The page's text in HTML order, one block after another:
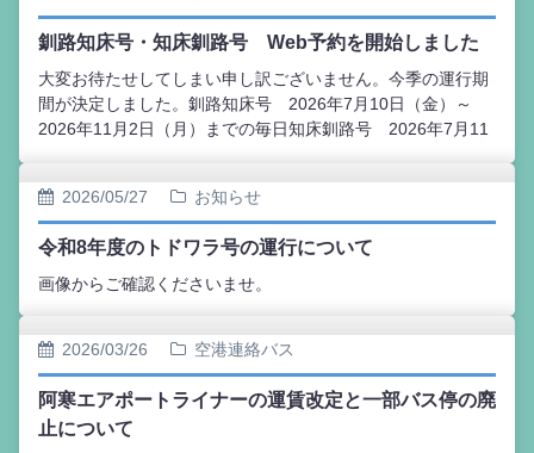
変更は自由です。それに伴うご予約変更の手続きや、弊社へ
のご連絡は必要ございません。）
釧路知床号・知床釧路号 Web予約を開始しました
大変お待たせしてしまい申し訳ございません。今季の運行期
間が決定しました。釧路知床号 2026年7月10日（金）～
2026年11月2日（月）までの毎日知床釧路号 2026年7月11
を開始しました。また、今季よりコース変更がございます。
釧路知床号は女満別空港・網走へ立ち寄りがなくなります。
（JR知床斜里駅から網走方面へ接続可能です）あらたに清里
町・知床斜里駅を経由します。知床釧路号は新たに開陽台へ
立ち寄ります。（摩周湖への立ち寄りが無くなります。）ま
すので、ご了承ください。
2026/05/27 お知らせ
令和8年度のトドワラ号の運行について
画像からご確認くださいませ。
2026/03/26 空港連絡バス
阿寒エアポートライナーの運賃改定と一部バス停の廃
止について